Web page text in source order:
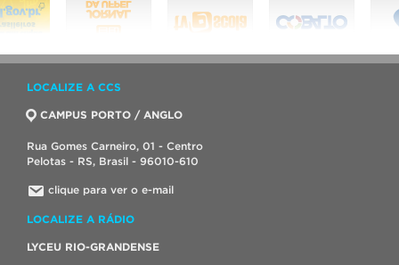
LOCALIZE A CCS
CAMPUS PORTO / ANGLO
Rua Gomes Carneiro, 01 - Centro
Pelotas - RS, Brasil - 96010-610
clique para ver o e-mail
LOCALIZE A RÁDIO
LYCEU RIO-GRANDENSE